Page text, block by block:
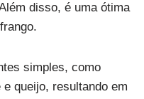
disso, é uma ótima
simples, como
queijo, resultando em